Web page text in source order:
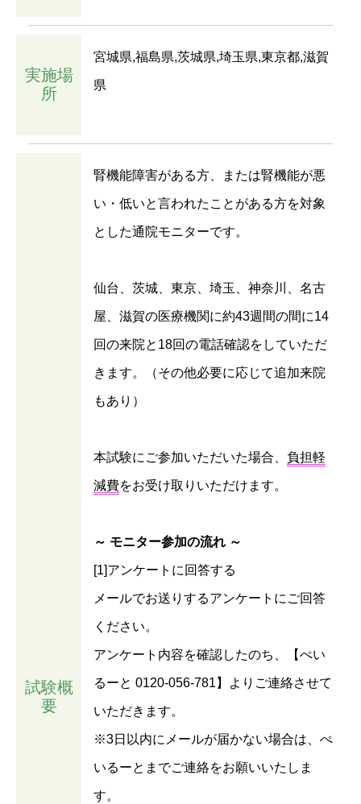
実施場
所
宮城県,福島県,茨城県,埼玉県,東京都,滋賀
県
試験概
要
腎機能障害がある方、または腎機能が悪
い・低いと言われたことがある方を対象
とした通院モニターです。
仙台、茨城、東京、埼玉、神奈川、名古
屋、滋賀の医療機関に約43週間の間に14
回の来院と18回の電話確認をしていただ
きます。（その他必要に応じて追加来院
もあり）
本試験にご参加いただいた場合、 負担軽
減費をお受け取りいただけます。
～ モニター参加の流れ ～
[1]アンケートに回答する
メールでお送りするアンケートにご回答
ください。
アンケート内容を確認したのち、【ぺい
るーと 0120-056-781】よりご連絡させて
いただきます。
※3日以内にメールが届かない場合は、ぺ
いるーとまでご連絡をお願いいたしま
す。